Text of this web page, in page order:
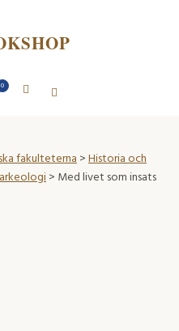
0
fakulteterna>Historia och
> Med livet som insats